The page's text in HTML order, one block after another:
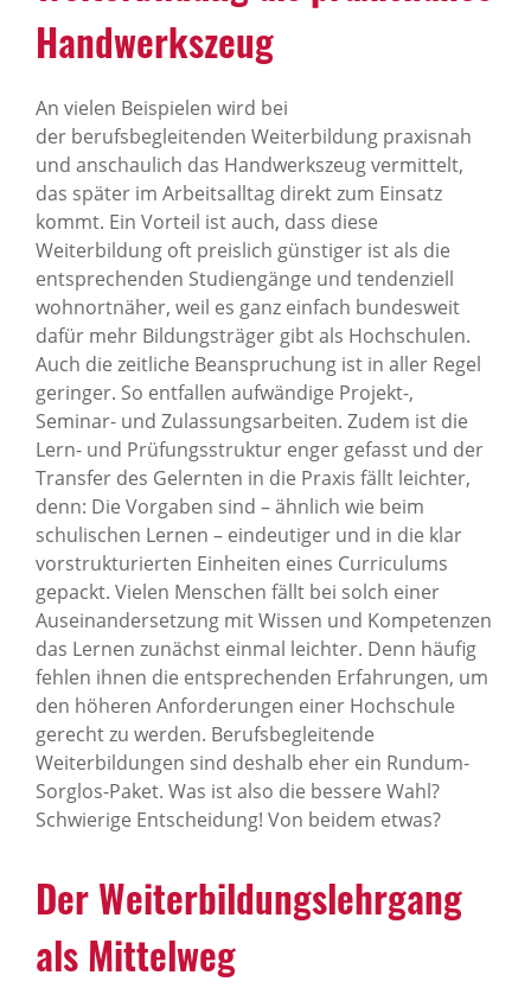
Handwerkszeug
An vielen Beispielen wird bei
der berufsbegleitenden Weiterbildung praxisnah
und anschaulich das Handwerkszeug vermittelt,
das später im Arbeitsalltag direkt zum Einsatz
kommt. Ein Vorteil ist auch, dass diese
Weiterbildung oft preislich günstiger ist als die
entsprechenden Studiengänge und tendenziell
wohnortnäher, weil es ganz einfach bundesweit
dafür mehr Bildungsträger gibt als Hochschulen.
Auch die zeitliche Beanspruchung ist in aller Regel
geringer. So entfallen aufwändige Projekt-,
Seminar- und Zulassungsarbeiten. Zudem ist die
Lern- und Prüfungsstruktur enger gefasst und der
Transfer des Gelernten in die Praxis fällt leichter,
denn: Die Vorgaben sind – ähnlich wie beim
schulischen Lernen – eindeutiger und in die klar
vorstrukturierten Einheiten eines Curriculums
gepackt. Vielen Menschen fällt bei solch einer
Auseinandersetzung mit Wissen und Kompetenzen
das Lernen zunächst einmal leichter. Denn häufig
fehlen ihnen die entsprechenden Erfahrungen, um
den höheren Anforderungen einer Hochschule
gerecht zu werden. Berufsbegleitende
Weiterbildungen sind deshalb eher ein Rundum-
Sorglos-Paket. Was ist also die bessere Wahl?
Schwierige Entscheidung! Von beidem etwas?
Der Weiterbildungslehrgang
als Mittelweg